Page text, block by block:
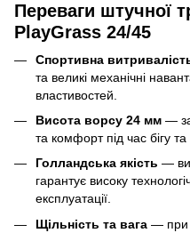
Переваги штучної
PlayGrass 24/45
Спортивна
та великі механічні
властивостей.
Висота ворсу 24 мм —
та комфорт під час бігу та
Голландська якість —
гарантує високу
експлуатації.
Щільність та вага — при